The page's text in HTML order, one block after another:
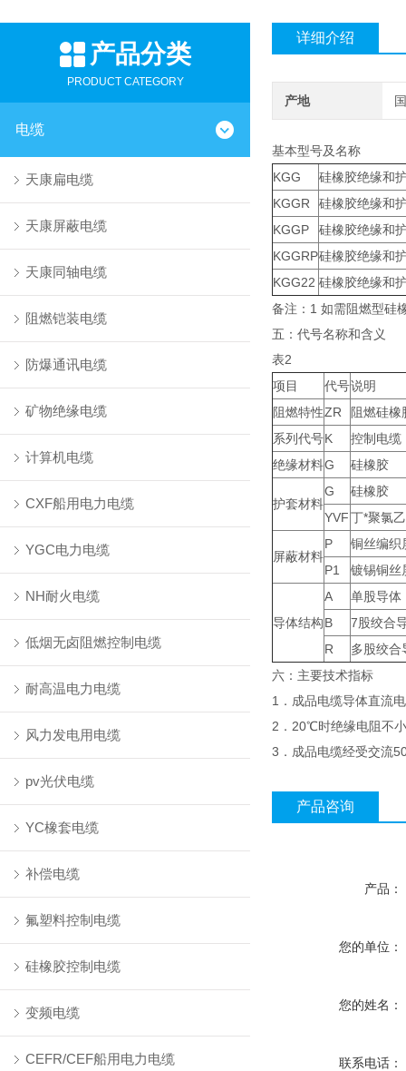
产品分类
PRODUCT CATEGORY
电缆
天康扁电缆
天康屏蔽电缆
天康同轴电缆
阻燃铠装电缆
防爆通讯电缆
矿物绝缘电缆
计算机电缆
CXF船用电力电缆
YGC电力电缆
NH耐火电缆
低烟无卤阻燃控制电缆
耐高温电力电缆
风力发电用电缆
pv光伏电缆
YC橡套电缆
补偿电缆
氟塑料控制电缆
硅橡胶控制电缆
变频电缆
CEFR/CEF船用电力电缆
详细介绍
产地
基本型号及名称
KGG
硅橡胶绝缘和
KGGR
硅橡胶绝缘和
KGGP
硅橡胶绝缘和
KGGRP硅橡胶绝缘和
KGG22 硅橡胶绝缘和
备注：1 如需阻燃型硅
五：代号名称和含义
表2
项目
代号说明
阻燃特性ZR
阻燃硅橡
系列代号K
控制电缆
绝缘材料G 硅橡胶
护套材料
G
硅橡胶
YVF丁*聚氯
屏蔽材料
P
铜丝编织
P1
镀锡铜丝
导体结构
A
单股导体
B
7股绞合
R
多股绞合
六：主要技术指标
1．成品电缆导体直流
2．20℃时绝缘电阻不
3．成品电缆经受交流
产品咨询
产品：
您的单位：
您的姓名：
联系电话：